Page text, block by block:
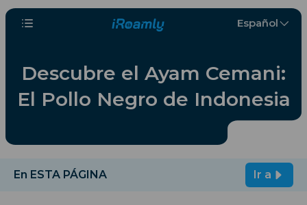
Español
Descubre el Ayam Cemani:
El Pollo Negro de Indonesia
En ESTA PÁGINA Ir a